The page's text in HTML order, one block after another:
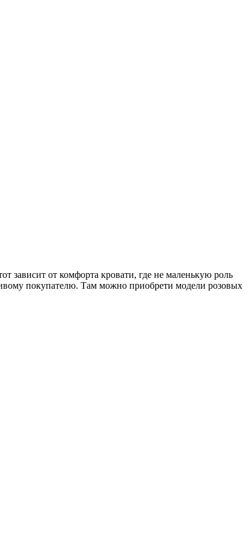
зависит от комфорта кровати, где не маленькую роль
покупателю. Там можно приобрети модели розовых